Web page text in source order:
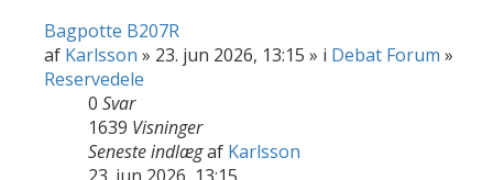
Bagpotte B207R
af Karlsson » 23. jun 2026, 13:15 » i Debat Forum »
Reservedele
0 Svar
1639 Visninger
Seneste indlægaf Karlsson